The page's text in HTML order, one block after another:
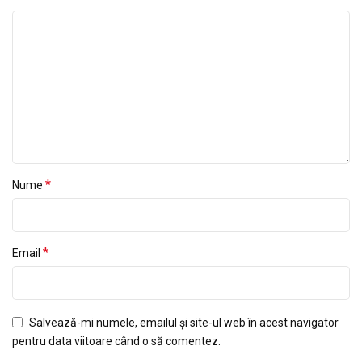
Nume *
Email *
Salvează-mi numele, emailul și site-ul web în acest navigator
pentru data viitoare când o să comentez.